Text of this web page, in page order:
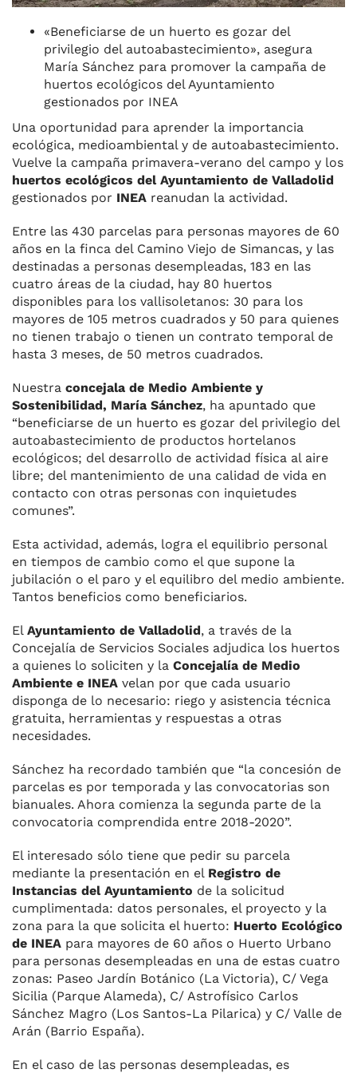
«Beneficiarse de un huerto es gozar del
privilegio del autoabastecimiento», asegura
María Sánchez para promover la campaña de
huertos ecológicos del Ayuntamiento
gestionados por INEA
Una oportunidad para aprender la importancia
ecológica, medioambiental y de autoabastecimiento.
Vuelve la campaña primavera-verano del campo y los
huertos ecológicos del Ayuntamiento de Valladolid
gestionados por INEA reanudan la actividad.
Entre las 430 parcelas para personas mayores de 60
años en la finca del Camino Viejo de Simancas, y las
destinadas a personas desempleadas, 183 en las
cuatro áreas de la ciudad, hay 80 huertos
disponibles para los vallisoletanos: 30 para los
mayores de 105 metros cuadrados y 50 para quienes
no tienen trabajo o tienen un contrato temporal de
hasta 3 meses, de 50 metros cuadrados.
Nuestra concejala de Medio Ambiente y
Sostenibilidad, María Sánchez, ha apuntado que
“beneficiarse de un huerto es gozar del privilegio del
autoabastecimiento de productos hortelanos
ecológicos; del desarrollo de actividad física al aire
libre; del mantenimiento de una calidad de vida en
contacto con otras personas con inquietudes
comunes”.
Esta actividad, además, logra el equilibrio personal
en tiempos de cambio como el que supone la
jubilación o el paro y el equilibro del medio ambiente.
Tantos beneficios como beneficiarios.
El Ayuntamiento de Valladolid, a través de la
Concejalía de Servicios Sociales adjudica los huertos
a quienes lo soliciten y la Concejalía de Medio
Ambiente e INEA velan por que cada usuario
disponga de lo necesario: riego y asistencia técnica
gratuita, herramientas y respuestas a otras
necesidades.
Sánchez ha recordado también que “la concesión de
parcelas es por temporada y las convocatorias son
bianuales. Ahora comienza la segunda parte de la
convocatoria comprendida entre 2018-2020”.
El interesado sólo tiene que pedir su parcela
mediante la presentación en el Registro de
Instancias del Ayuntamiento de la solicitud
cumplimentada: datos personales, el proyecto y la
zona para la que solicita el huerto: Huerto Ecológico
de INEA para mayores de 60 años o Huerto Urbano
para personas desempleadas en una de estas cuatro
zonas: Paseo Jardín Botánico (La Victoria), C/ Vega
Sicilia (Parque Alameda), C/ Astrofísico Carlos
Sánchez Magro (Los Santos-La Pilarica) y C/ Valle de
Arán (Barrio España).
En el caso de las personas desempleadas, es